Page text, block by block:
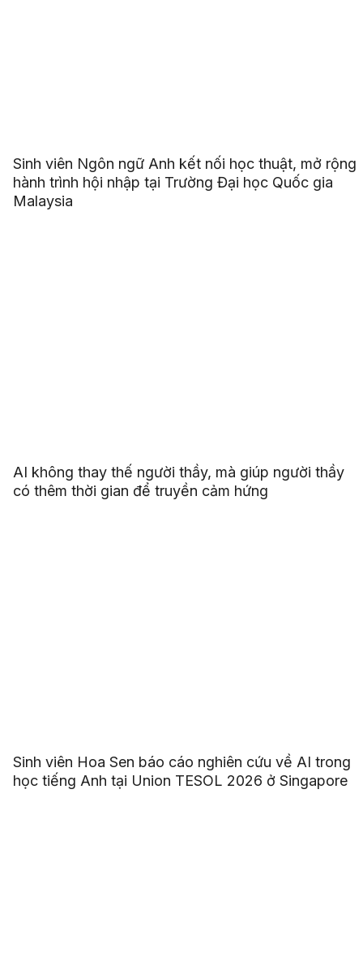
Sinh viên Ngôn ngữ Anh kết nối học thuật, mở rộng
hành trình hội nhập tại Trường Đại học Quốc gia
Malaysia
AI không thay thế người thầy, mà giúp người thầy
có thêm thời gian để truyền cảm hứng
Sinh viên Hoa Sen báo cáo nghiên cứu về AI trong
học tiếng Anh tại Union TESOL 2026 ở Singapore